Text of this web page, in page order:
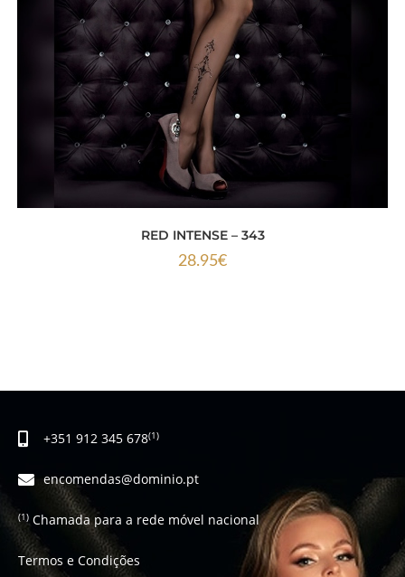
RED INTENSE – 343
28.95€
+351 912 345 678(1)
encomendas@dominio.pt
(1)Chamada para a rede móvel nacional
Termos e Condições